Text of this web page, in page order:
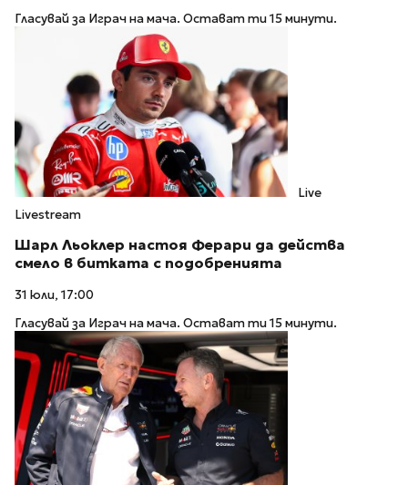
Гласувай за Играч на мача. Остават ти 15 минути.
Live
Livestream
Шарл Льоклер настоя Ферари да действа
смело в битката с подобренията
31 юли, 17:00
Гласувай за Играч на мача. Остават ти 15 минути.